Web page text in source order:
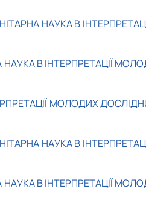
НАУКА В
В ІНТЕРПРЕТАЦІЇ
МОЛОДИХ
НАУКА В
В ІНТЕРПРЕТАЦІЇ